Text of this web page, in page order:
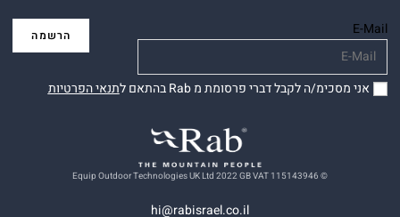
E-Mail
אני מסכימ/ה לקבל דברי פרסומת מ Rab בהתאם ל תנאי הפרטיות
© Equip Outdoor Technologies UK Ltd 2022 GB VAT 115143946
hi@rabisrael.co.il